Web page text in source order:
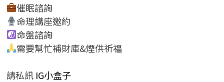
催眠諮詢
命理講座邀約
命盤諮詢
需要幫忙補財庫&煙供祈福
請私訊IG小盒子